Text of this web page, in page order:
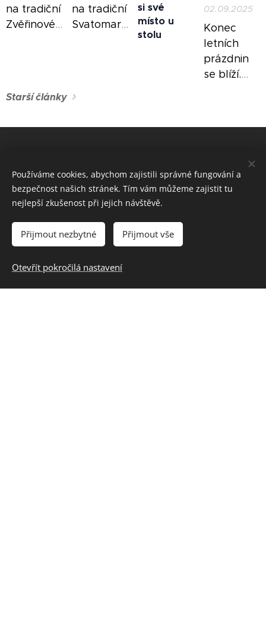
závazné
rezervaci
do 20. 12.
2025
AKČNÍ
na tradiční
Zvěřinové
5. - 7.
na tradiční
Svatomartinské
8. - 11.
si své
místo u
stolu
02.09.2025
Konec
letních
prázdnin
se blíží.
dvorečku
s baštou a
s naší
objednat
Starší články
Hostinec U Řeky
569 61 Dolní Újezd
Používáme cookies, abychom zajistili správné fungování a
bezpečnost našich stránek. Tím vám můžeme zajistit tu
nejlepší zkušenost při jejich návštěvě.
Přijmout nezbytné Přijmout vše
Otevřít pokročilá nastavení